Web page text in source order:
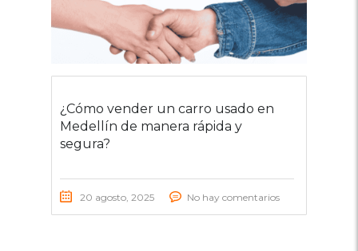
¿Cómo vender un carro usado en
Medellín de manera rápida y
segura?
20 agosto, 2025 No hay comentarios